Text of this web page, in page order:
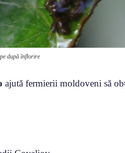
după înflorire
ajută fermierii moldoveni să